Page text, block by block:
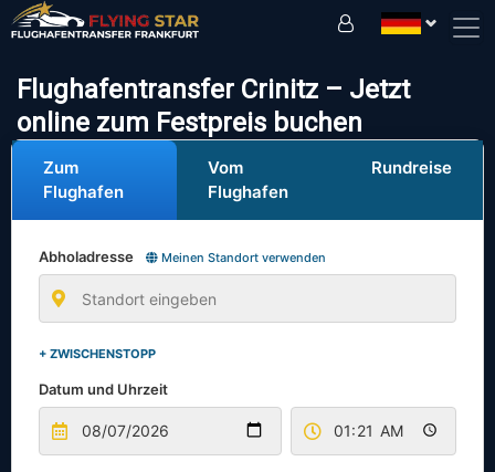
Flughafentransfer Crinitz – Jetzt
online zum Festpreis buchen
Zum
Flughafen
Vom
Flughafen
Rundreise
Abholadresse Meinen Standort verwenden
+ ZWISCHENSTOPP
Datum und Uhrzeit